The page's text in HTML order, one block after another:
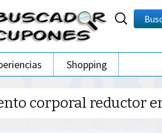
Buscar
por:
Shopping
corporal reductor